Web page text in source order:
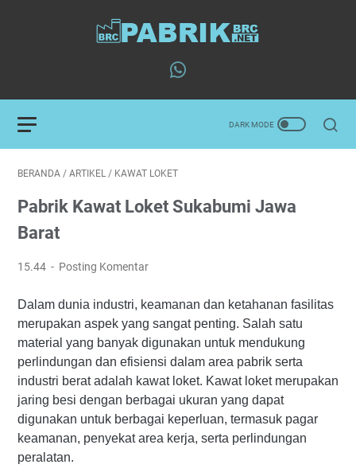
BERANDA / ARTIKEL / KAWAT LOKET
Pabrik Kawat Loket Sukabumi Jawa
Barat
15.44 Posting Komentar
Dalam dunia industri, keamanan dan ketahanan fasilitas
merupakan aspek yang sangat penting. Salah satu
material yang banyak digunakan untuk mendukung
perlindungan dan efisiensi dalam area pabrik serta
industri berat adalah kawat loket. Kawat loket merupakan
jaring besi dengan berbagai ukuran yang dapat
digunakan untuk berbagai keperluan, termasuk pagar
keamanan, penyekat area kerja, serta perlindungan
peralatan.